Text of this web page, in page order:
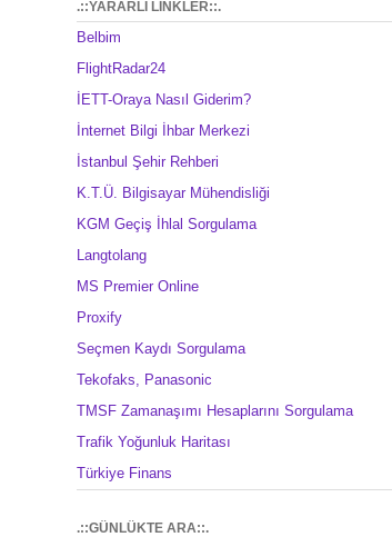
.::YARARLI LİNKLER::.
Belbim
FlightRadar24
İETT-Oraya Nasıl Giderim?
İnternet Bilgi İhbar Merkezi
İstanbul Şehir Rehberi
K.T.Ü. Bilgisayar Mühendisliği
KGM Geçiş İhlal Sorgulama
Langtolang
MS Premier Online
Proxify
Seçmen Kaydı Sorgulama
Tekofaks, Panasonic
TMSF Zamanaşımı Hesaplarını Sorgulama
Trafik Yoğunluk Haritası
Türkiye Finans
.::GÜNLÜKTE ARA::.